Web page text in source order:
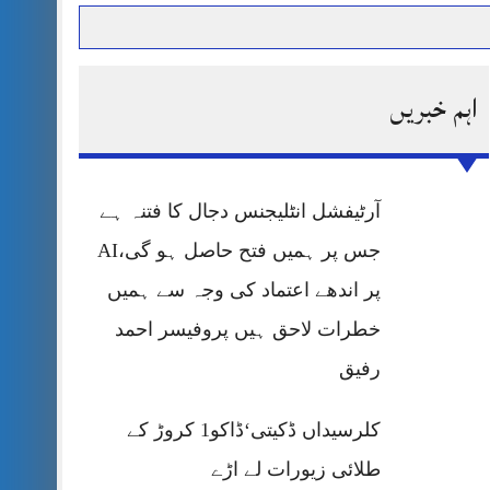
پر قربان
اہم خبریں
آرٹیفشل انٹلیجنس دجال کا فتنہ ہے
جس پر ہمیں فتح حاصل ہو گی،AI
پر اندھے اعتماد کی وجہ سے ہمیں
خطرات لاحق ہیں پروفیسر احمد
رفیق
کلرسیداں ڈکیتی‘ڈاکو1 کروڑ کے
طلائی زیورات لے اڑے